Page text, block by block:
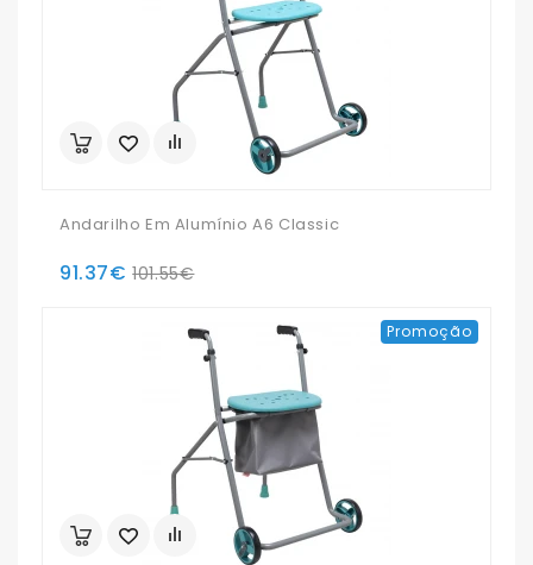
Andarilho Em Alumínio A6 Classic
91.37€ 101.55€
Promoção